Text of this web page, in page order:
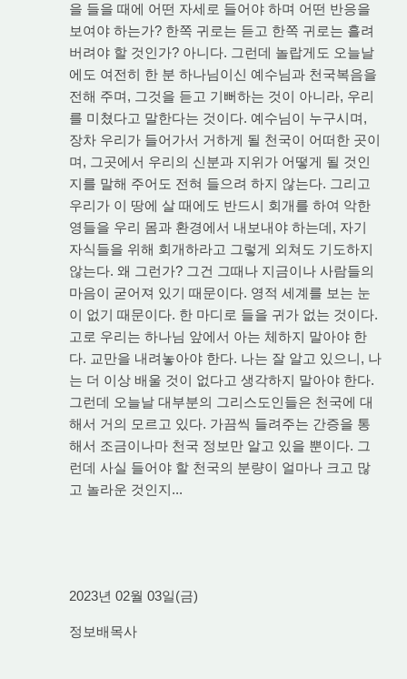
을 들을 때에 어떤 자세로 들어야 하며 어떤 반응을
보여야 하는가? 한쪽 귀로는 듣고 한쪽 귀로는 흘려
버려야 할 것인가? 아니다. 그런데 놀랍게도 오늘날
에도 여전히 한 분 하나님이신 예수님과 천국복음을
전해 주며, 그것을 듣고 기뻐하는 것이 아니라, 우리
를 미쳤다고 말한다는 것이다. 예수님이 누구시며,
장차 우리가 들어가서 거하게 될 천국이 어떠한 곳이
며, 그곳에서 우리의 신분과 지위가 어떻게 될 것인
지를 말해 주어도 전혀 들으려 하지 않는다. 그리고
우리가 이 땅에 살 때에도 반드시 회개를 하여 악한
영들을 우리 몸과 환경에서 내보내야 하는데, 자기
자식들을 위해 회개하라고 그렇게 외쳐도 기도하지
않는다. 왜 그런가? 그건 그때나 지금이나 사람들의
마음이 굳어져 있기 때문이다. 영적 세계를 보는 눈
이 없기 때문이다. 한 마디로 들을 귀가 없는 것이다.
고로 우리는 하나님 앞에서 아는 체하지 말아야 한
다. 교만을 내려놓아야 한다. 나는 잘 알고 있으니, 나
는 더 이상 배울 것이 없다고 생각하지 말아야 한다.
그런데 오늘날 대부분의 그리스도인들은 천국에 대
해서 거의 모르고 있다. 가끔씩 들려주는 간증을 통
해서 조금이나마 천국 정보만 알고 있을 뿐이다. 그
런데 사실 들어야 할 천국의 분량이 얼마나 크고 많
고 놀라운 것인지...
2023년 02월 03일(금)
정보배목사